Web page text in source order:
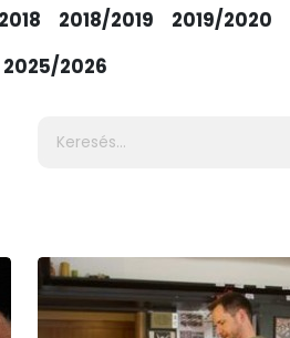
2018/2019 2019/2020
2025/2026